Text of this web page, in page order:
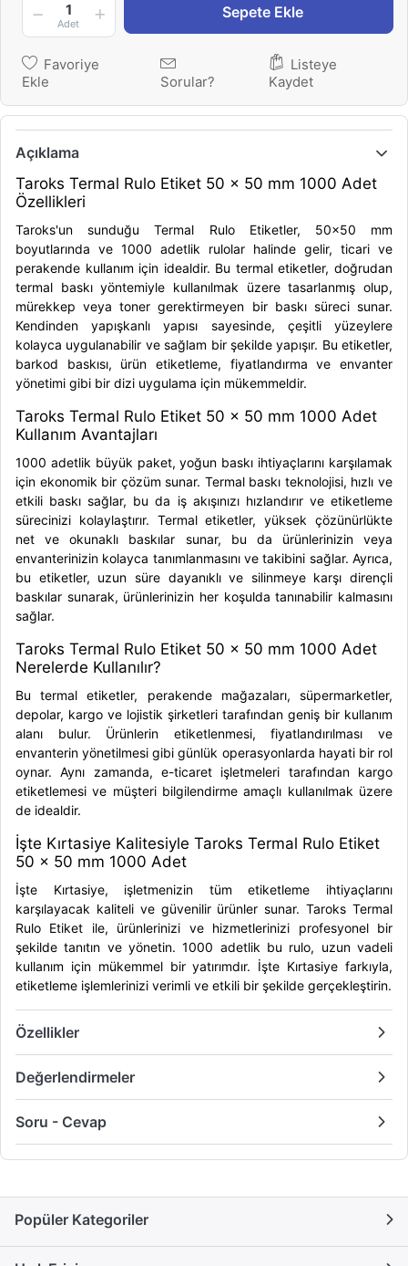
1
Adet
Sepete Ekle
Favoriye
Ekle
Sorular?
Listeye
Kaydet
Açıklama
Taroks Termal Rulo Etiket 50 x 50 mm 1000 Adet
Özellikleri
Taroks'un sunduğu Termal Rulo Etiketler, 50x50 mm
boyutlarında ve 1000 adetlik rulolar halinde gelir, ticari ve
perakende kullanım için idealdir. Bu termal etiketler, doğrudan
termal baskı yöntemiyle kullanılmak üzere tasarlanmış olup,
mürekkep veya toner gerektirmeyen bir baskı süreci sunar.
Kendinden yapışkanlı yapısı sayesinde, çeşitli yüzeylere
kolayca uygulanabilir ve sağlam bir şekilde yapışır. Bu etiketler,
barkod baskısı, ürün etiketleme, fiyatlandırma ve envanter
yönetimi gibi bir dizi uygulama için mükemmeldir.
Taroks Termal Rulo Etiket 50 x 50 mm 1000 Adet
Kullanım Avantajları
1000 adetlik büyük paket, yoğun baskı ihtiyaçlarını karşılamak
için ekonomik bir çözüm sunar. Termal baskı teknolojisi, hızlı ve
etkili baskı sağlar, bu da iş akışınızı hızlandırır ve etiketleme
sürecinizi kolaylaştırır. Termal etiketler, yüksek çözünürlükte
net ve okunaklı baskılar sunar, bu da ürünlerinizin veya
envanterinizin kolayca tanımlanmasını ve takibini sağlar. Ayrıca,
bu etiketler, uzun süre dayanıklı ve silinmeye karşı dirençli
baskılar sunarak, ürünlerinizin her koşulda tanınabilir kalmasını
sağlar.
Taroks Termal Rulo Etiket 50 x 50 mm 1000 Adet
Nerelerde Kullanılır?
Bu termal etiketler, perakende mağazaları, süpermarketler,
depolar, kargo ve lojistik şirketleri tarafından geniş bir kullanım
alanı bulur. Ürünlerin etiketlenmesi, fiyatlandırılması ve
envanterin yönetilmesi gibi günlük operasyonlarda hayati bir rol
oynar. Aynı zamanda, e-ticaret işletmeleri tarafından kargo
etiketlemesi ve müşteri bilgilendirme amaçlı kullanılmak üzere
de idealdir.
İşte Kırtasiye Kalitesiyle Taroks Termal Rulo Etiket
50 x 50 mm 1000 Adet
İşte Kırtasiye, işletmenizin tüm etiketleme ihtiyaçlarını
karşılayacak kaliteli ve güvenilir ürünler sunar. Taroks Termal
Rulo Etiket ile, ürünlerinizi ve hizmetlerinizi profesyonel bir
şekilde tanıtın ve yönetin. 1000 adetlik bu rulo, uzun vadeli
kullanım için mükemmel bir yatırımdır. İşte Kırtasiye farkıyla,
etiketleme işlemlerinizi verimli ve etkili bir şekilde gerçekleştirin.
Özellikler
Değerlendirmeler
Soru - Cevap
Popüler Kategoriler